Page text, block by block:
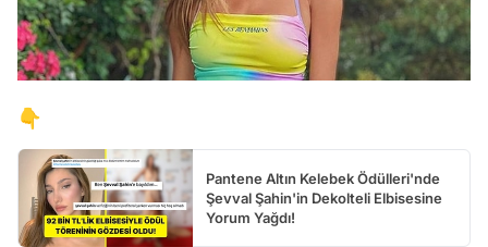
👇
Pantene Altın Kelebek Ödülleri'nde
Şevval Şahin'in Dekolteli Elbisesine
Yorum Yağdı!